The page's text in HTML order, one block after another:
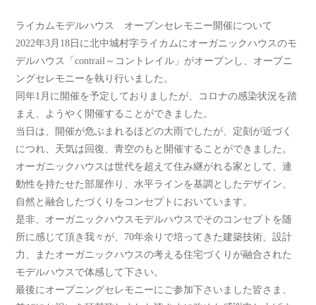
ライカムモデルハウス オープンセレモニー開催について
2022年3月18日に北中城村字ライカムにオーガニックハウスのモ
デルハウス「contrail～コントレイル」がオープンし、オープニ
ングセレモニーを執り行いました。
同年1月に開催を予定しておりましたが、コロナの感染状況を踏
まえ、ようやく開催することができました。
当日は、開催が危ぶまれるほどの大雨でしたが、定刻が近づく
につれ、天気は回復、青空のもと開催することができました。
オーガニックハウスは世代を超えて住み継がれる家として、連
動性を持たせた部屋作り、水平ラインを基調としたデザイン、
自然と融合したづくりをコンセプトにおいています。
是非、オーガニックハウスモデルハウスでそのコンセプトを随
所に感じて頂き我々が、70年余りで培ってきた建築技術、設計
力、またオーガニックハウスの考える住宅づくりが融合された
モデルハウスで体感して下さい。
最後にオープニングセレモニーにご参加下さいました皆さま、